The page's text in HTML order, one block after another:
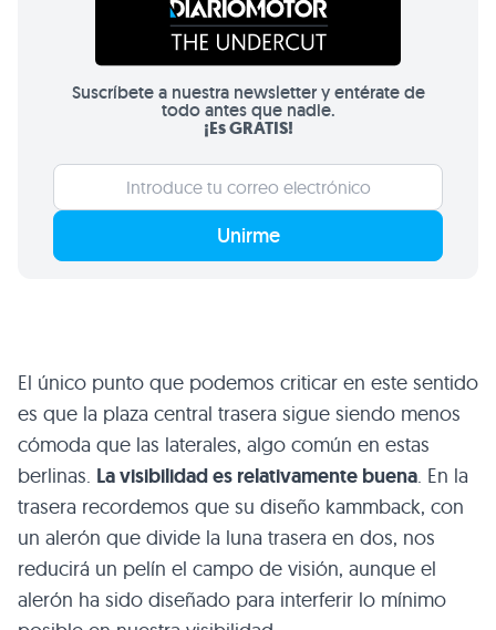
Suscríbete a nuestra newsletter y entérate de
todo antes que nadie.
¡Es GRATIS!
Unirme
El único punto que podemos criticar en este sentido
es que la plaza central trasera sigue siendo menos
cómoda que las laterales, algo común en estas
berlinas. La visibilidad es relativamente buena. En la
trasera recordemos que su diseño kammback, con
un alerón que divide la luna trasera en dos, nos
reducirá un pelín el campo de visión, aunque el
alerón ha sido diseñado para interferir lo mínimo